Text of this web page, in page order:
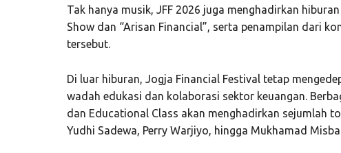
Tak hanya musik, JFF 2026 juga menghadirkan
Show dan “Arisan Financial”, serta penampilan dari
tersebut.
Di luar hiburan, Jogja Financial Festival tetap
wadah edukasi dan kolaborasi sektor keuangan.
dan Educational Class akan menghadirkan sejumlah
Yudhi Sadewa, Perry Warjiyo, hingga Mukhamad